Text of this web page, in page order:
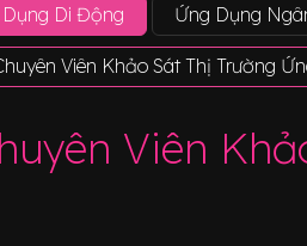
Dụng Di Động Ứng Dụng
Viên Khảo Sát Thị Trường
Viên